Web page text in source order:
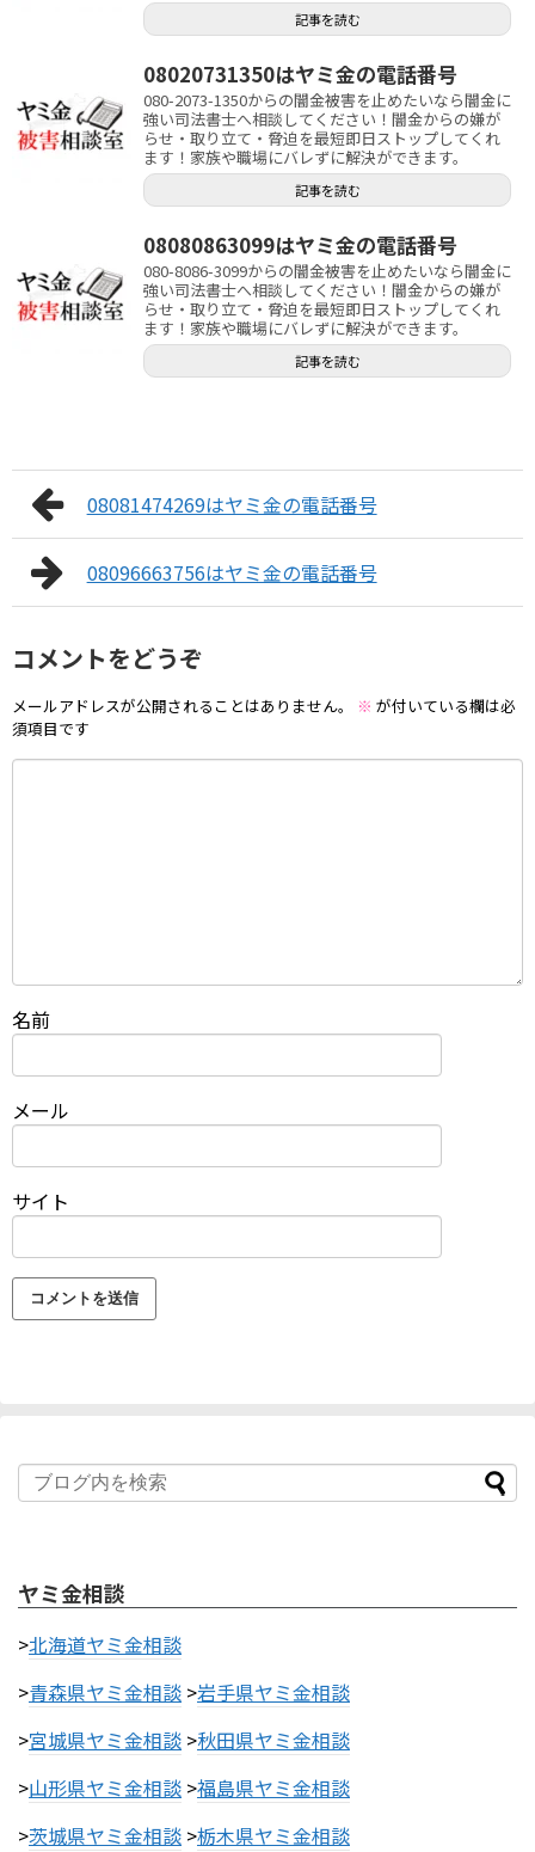
記事を読む
08020731350はヤミ金の電話番号
080-2073-1350からの闇金被害を止めたいなら闇金に
強い司法書士へ相談してください！闇金からの嫌が
らせ・取り立て・脅迫を最短即日ストップしてくれ
ます！家族や職場にバレずに解決ができます。
記事を読む
08080863099はヤミ金の電話番号
080-8086-3099からの闇金被害を止めたいなら闇金に
強い司法書士へ相談してください！闇金からの嫌が
らせ・取り立て・脅迫を最短即日ストップしてくれ
ます！家族や職場にバレずに解決ができます。
記事を読む
08081474269はヤミ金の電話番号
08096663756はヤミ金の電話番号
コメントをどうぞ
メールアドレスが公開されることはありません。 ※ が付いている欄は必
須項目です
名前
メール
サイト
ヤミ金相談
>北海道ヤミ金相談
>青森県ヤミ金相談 >岩手県ヤミ金相談
>宮城県ヤミ金相談 >秋田県ヤミ金相談
>山形県ヤミ金相談 >福島県ヤミ金相談
>茨城県ヤミ金相談 >栃木県ヤミ金相談